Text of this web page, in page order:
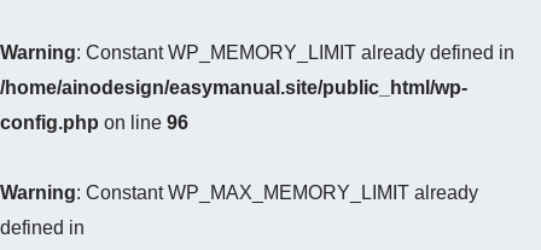
Warning: Constant WP_MEMORY_LIMIT already defined in
/home/ainodesign/easymanual.site/public_html/wp-
config.php on line 96
Warning: Constant WP_MAX_MEMORY_LIMIT already
defined in